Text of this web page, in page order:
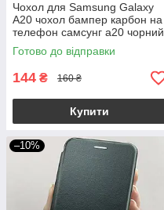
Чохол для Samsung Galaxy
A20 чохол бампер карбон на
телефон самсунг а20 чорний
pls
Готово до відправки
144 ₴ 160 ₴
Купити
–10%